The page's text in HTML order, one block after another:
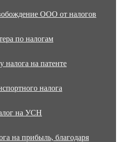
ООО от налогов
по налогам
на патенте
налога
на УСН
на прибыль, благодаря